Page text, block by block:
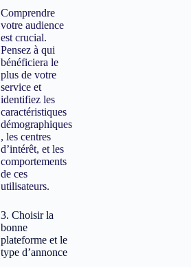
Comprendre
votre audience
est crucial.
Pensez à qui
bénéficiera le
plus de votre
service et
identifiez les
caractéristiques
démographiques
, les centres
d’intérêt, et les
comportements
de ces
utilisateurs.
3. Choisir la
bonne
plateforme et le
type d’annonce